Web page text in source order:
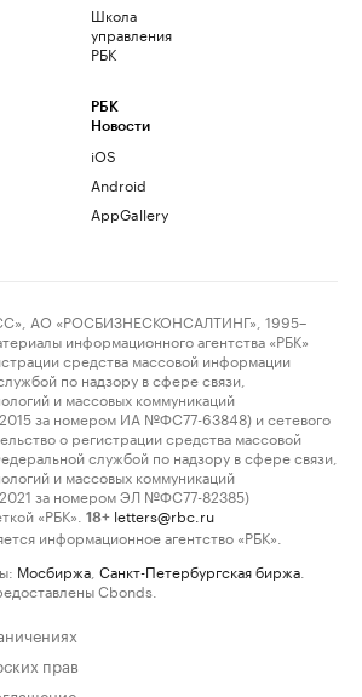
Школа
управления
РБК
РБК
Новости
iOS
Android
AppGallery
АО «РОСБИЗНЕСКОНСАЛТИНГ», 1995–
информационного агентства «РБК»
средства массовой информации
по надзору в сфере связи,
и массовых коммуникаций
за номером ИА №ФС77-63848) и сетевого
о регистрации средства массовой
службой по надзору в сфере связи,
и массовых коммуникаций
за номером ЭЛ №ФС77-82385)
«РБК».
18+ letters@rbc.ru
информационное агентство «РБК».
Мосбиржа Санкт-Петербургская биржа
Cbonds.
прав